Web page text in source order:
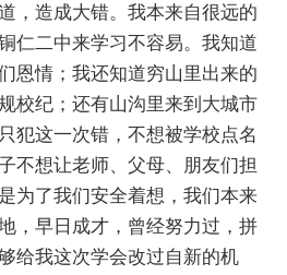
，造成大错。我本来自很远的
仁二中来学习不容易。我知道
恩情；我还知道穷山里出来的
校纪；还有山沟里来到大城市
犯这一次错，不想被学校点名
不想让老师、父母、朋友们担
为了我们安全着想，我们本来
，早日成才，曾经努力过，拼
给我这次学会改过自新的机